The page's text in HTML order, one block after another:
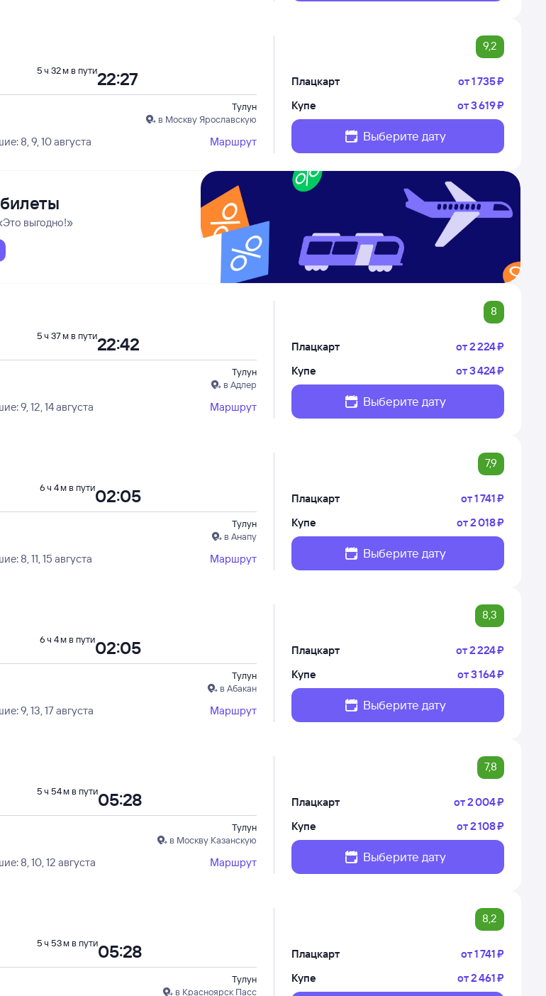
9,2
Тулун
в Москву Ярославскую
22:27
5 ч 32 м в пути
8, 9, 10 августа Маршрут
Плацкарт от1 ⁠735 ⁠₽
Купе
от3 ⁠619 ⁠₽
Выберите дату
выгодно!»
8
Тулун
в Адлер
22:42
5 ч 37 м в пути
9, 12, 14 августа Маршрут
Плацкарт от2 ⁠224 ⁠₽
Купе
от3 ⁠424 ⁠₽
Выберите дату
7,9
Тулун
в Анапу
02:05
6 ч 4 м в пути
8, 11, 15 августа Маршрут
Плацкарт от1 ⁠741 ⁠₽
Купе
от2 ⁠018 ⁠₽
Выберите дату
8,3
Тулун
в Абакан
02:05
6 ч 4 м в пути
9, 13, 17 августа Маршрут
Плацкарт от2 ⁠224 ⁠₽
Купе
от3 ⁠164 ⁠₽
Выберите дату
7,8
Тулун
в Москву Казанскую
05:28
5 ч 54 м в пути
8, 10, 12 августа Маршрут
Плацкарт от2 ⁠004 ⁠₽
Купе
от2 ⁠108 ⁠₽
Выберите дату
8,2
Тулун
в Красноярск Пасс
05:28
5 ч 53 м в пути
Плацкарт от1 ⁠741 ⁠₽
Купе
от2 ⁠461 ⁠₽